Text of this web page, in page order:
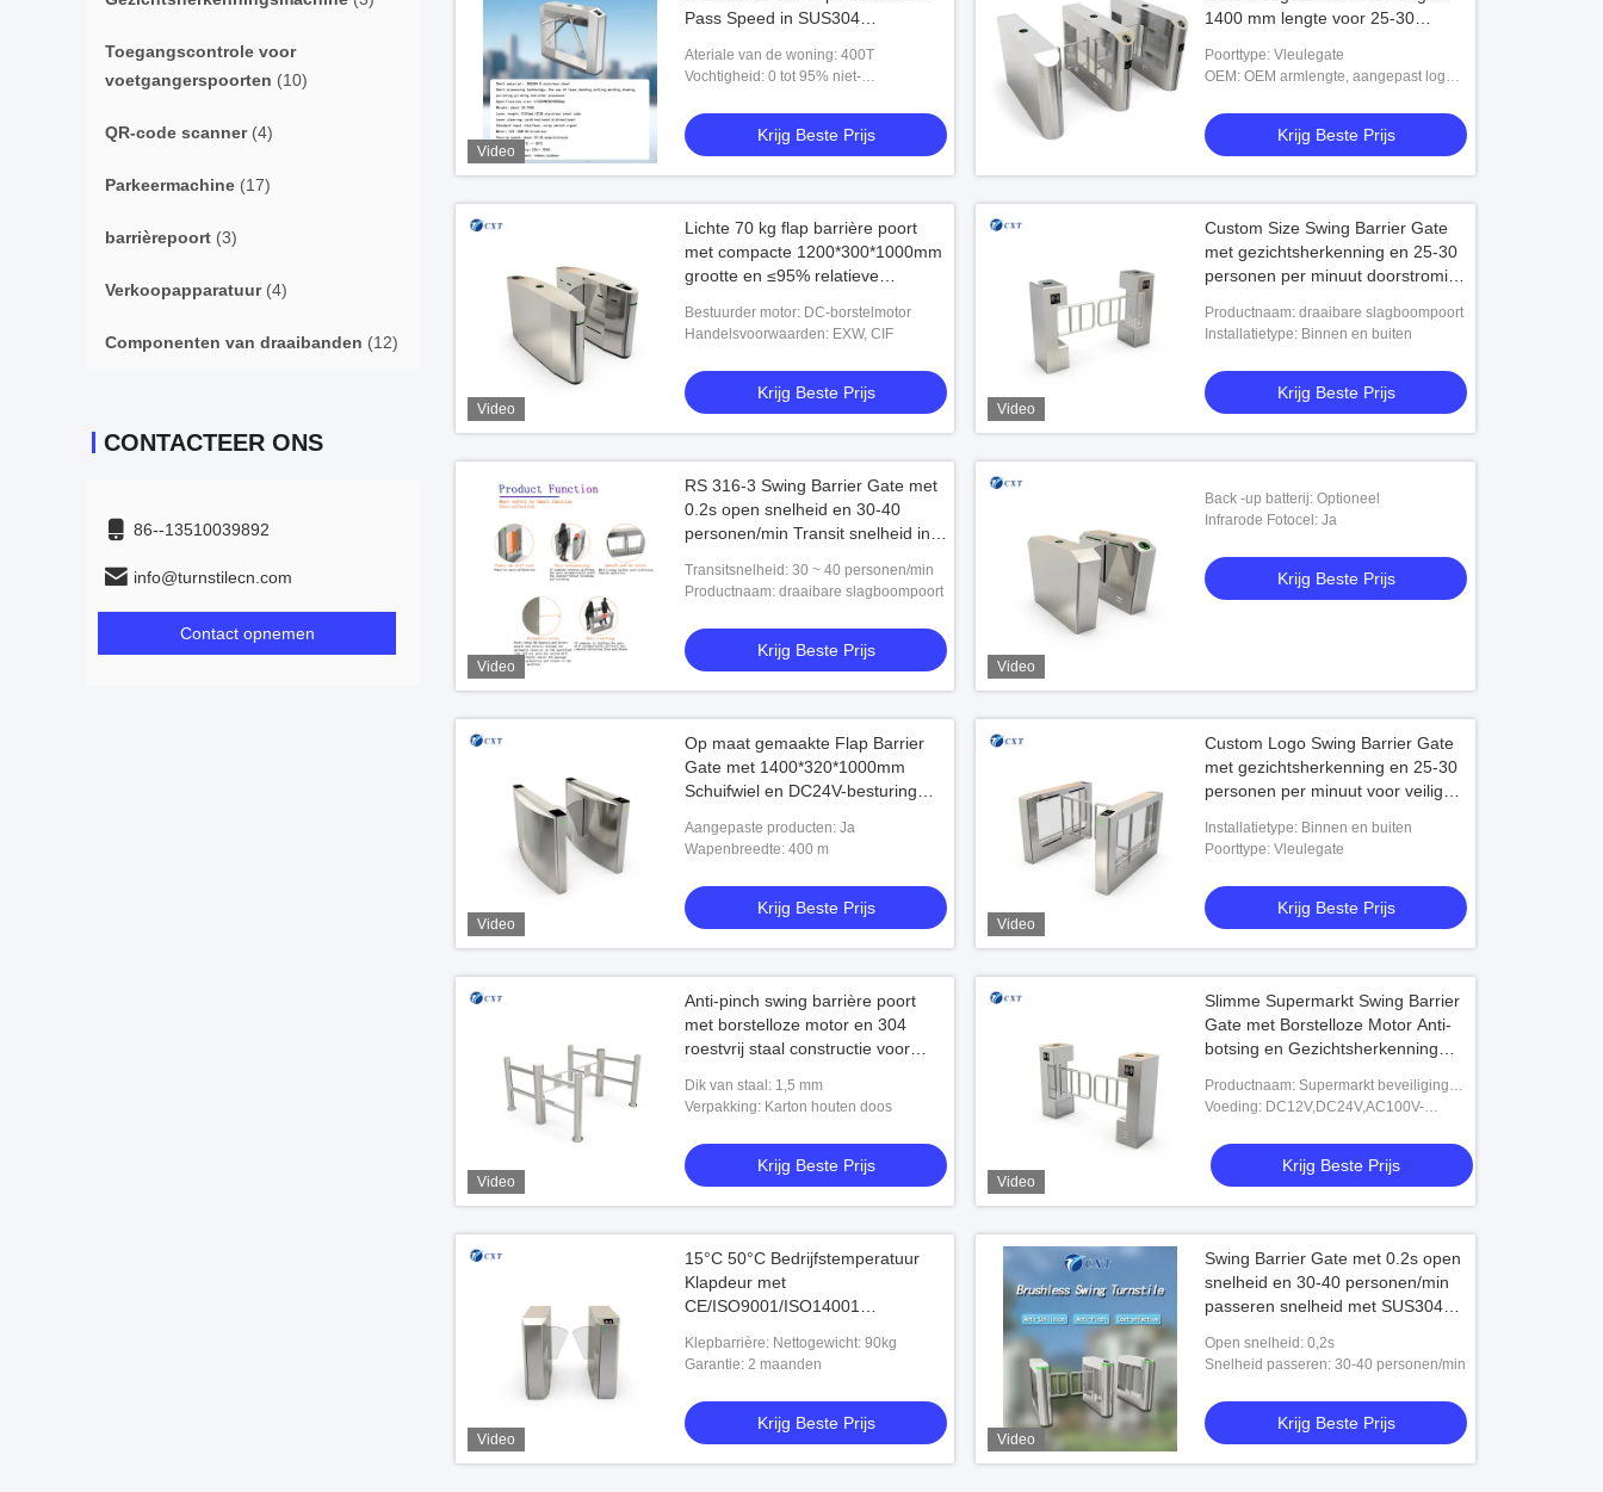
Toegangscontrole voor
voetgangerspoorten (10)
QR-code scanner(4)
Parkeermachine (17)
barrièrepoort (3)
Verkoopapparatuur(4)
Componenten van draaibanden (12)
CONTACTEER ONS
86--13510039892
info@turnstilecn.com
Contact opnemen
Video
Pass Speed in SUS304
Ateriale van de woning: 400T
Vochtigheid: 0 tot 95% niet-
Krijg Beste Prijs
1400 mm lengte voor 25-30
Poorttype: Vleulegate
OEM: OEM armlengte, aangepast logo,
Krijg Beste Prijs
Video
Lichte 70 kg flap barrière poort
met compacte 1200*300*1000mm
grootte en ≤95% relatieve
Bestuurder motor: DC-borstelmotor
Handelsvoorwaarden: EXW, CIF
Krijg Beste Prijs
Video
Custom Size Swing Barrier Gate
met gezichtsherkenning en 25-30
personen per minuut doorstroming
Productnaam: draaibare slagboompoort
Installatietype: Binnen en buiten
Krijg Beste Prijs
Video
RS 316-3 Swing Barrier Gate met
0.2s open snelheid en 30-40
personen/min Transit snelheid in
Transitsnelheid: 30 ~ 40 personen/min
Productnaam: draaibare slagboompoort
Krijg Beste Prijs
Video
Back -up batterij: Optioneel
Infrarode Fotocel: Ja
Krijg Beste Prijs
Video
Op maat gemaakte Flap Barrier
Gate met 1400*320*1000mm
Schuifwiel en DC24V-besturing
Aangepaste producten: Ja
Wapenbreedte: 400 m
Krijg Beste Prijs
Video
Custom Logo Swing Barrier Gate
met gezichtsherkenning en 25-30
personen per minuut voor veilige
Installatietype: Binnen en buiten
Poorttype: Vleulegate
Krijg Beste Prijs
Video
Anti-pinch swing barrière poort
met borstelloze motor en 304
roestvrij staal constructie voor
Dik van staal: 1,5 mm
Verpakking: Karton houten doos
Krijg Beste Prijs
Video
Slimme Supermarkt Swing Barrier
Gate met Borstelloze Motor Anti-
botsing en Gezichtsherkenning
Productnaam: Supermarkt beveiliging
toegangscontrolesysteem swing barrière
Voeding: DC12V,DC24V,AC100V-
50HZ
Krijg Beste Prijs
Video
15°C 50°C Bedrijfstemperatuur
Klapdeur met
CE/ISO9001/ISO14001
MTBF
Klepbarrière: Nettogewicht: 90kg
Garantie: 2 maanden
Krijg Beste Prijs
Video
Swing Barrier Gate met 0.2s open
snelheid en 30-40 personen/min
passeren snelheid met SUS304
Open snelheid: 0,2s
Snelheid passeren: 30-40 personen/min
Krijg Beste Prijs